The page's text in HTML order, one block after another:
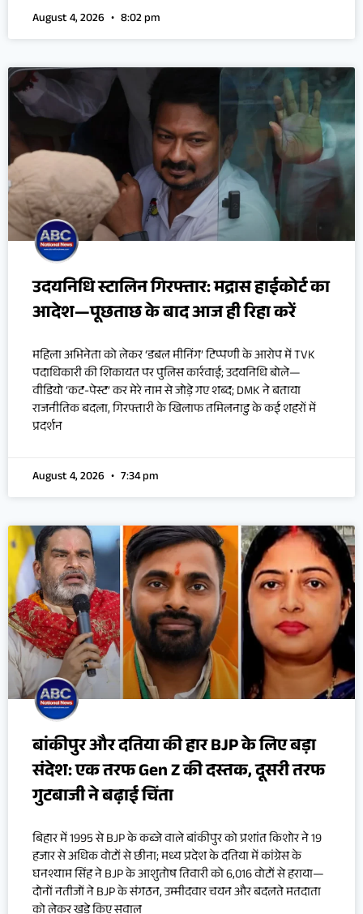
August 4, 2026 8:02 pm
उदयनिधि स्टालिन गिरफ्तार: मद्रास हाईकोर्ट का
आदेश—पूछताछ के बाद आज ही रिहा करें
महिला अभिनेता को लेकर ‘डबल मीनिंग’ टिप्पणी के आरोप में TVK
पदाधिकारी की शिकायत पर पुलिस कार्रवाई; उदयनिधि बोले—
वीडियो ‘कट-पेस्ट’ कर मेरे नाम से जोड़े गए शब्द; DMK ने बताया
राजनीतिक बदला, गिरफ्तारी के खिलाफ तमिलनाडु के कई शहरों में
प्रदर्शन
August 4, 2026 7:34 pm
बांकीपुर और दतिया की हार BJP के लिए बड़ा
संदेश: एक तरफ Gen Z की दस्तक, दूसरी तरफ
गुटबाजी ने बढ़ाई चिंता
बिहार में 1995 से BJP के कब्जे वाले बांकीपुर को प्रशांत किशोर ने 19
हजार से अधिक वोटों से छीना; मध्य प्रदेश के दतिया में कांग्रेस के
घनश्याम सिंह ने BJP के आशुतोष तिवारी को 6,016 वोटों से हराया—
दोनों नतीजों ने BJP के संगठन, उम्मीदवार चयन और बदलते मतदाता